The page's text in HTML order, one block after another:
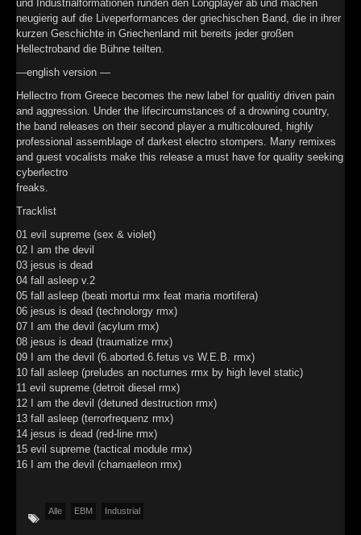
►
►
►
►
►
und Industrialformationen runden den Longplayer ab und machen
neugierig auf die Liveperformances der griechischen Band, die in ihrer
kurzen Geschichte in Griechenland mit bereits jeder großen
Hellectroband die Bühne teilten.
—english version —
Hellectro from Greece becomes the new label for qualitiy driven pain
and aggression. Under the lifecircumstances of a drowning country,
the band releases on their second player a multicoloured, highly
professional assemblage of darkest electro stompers. Many remixes
and guest vocalists make this release a must have for quality seeking
cyberlectro
freaks.
Tracklist
01 evil supreme (sex & violet)
02 I am the devil
03 jesus is dead
04 fall asleep v.2
05 fall asleep (beati mortui rmx feat maria mortifera)
06 jesus is dead (technolorgy rmx)
07 I am the devil (acylum rmx)
08 jesus is dead (traumatize rmx)
09 I am the devil (6.aborted.6.fetus vs W.E.B. rmx)
10 fall asleep (preludes an nocturnes rmx by high level static)
11 evil supreme (detroit diesel rmx)
12 I am the devil (detuned destruction rmx)
13 fall asleep (terrorfrequenz rmx)
14 jesus is dead (red-line rmx)
15 evil supreme (tactical module rmx)
16 I am the devil (chamaeleon rmx)
Alle EBM Industrial